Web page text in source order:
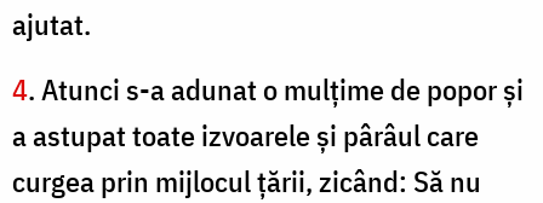
ajutat.
4. Atunci s-a adunat o mulţime de popor şi
a astupat toate izvoarele şi pârâul care
curgea prin mijlocul ţării, zicând: Să nu